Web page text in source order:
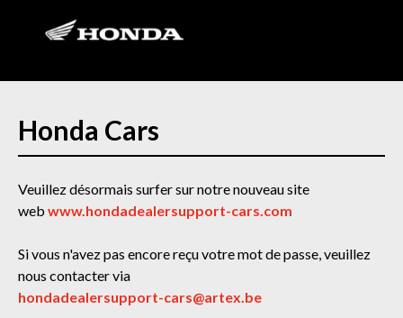
Honda Cars
Veuillez désormais surfer sur notre nouveau site
web www.hondadealersupport-cars.com
Si vous n'avez pas encore reçu votre mot de passe, veuillez
nous contacter via
hondadealersupport-cars@artex.be